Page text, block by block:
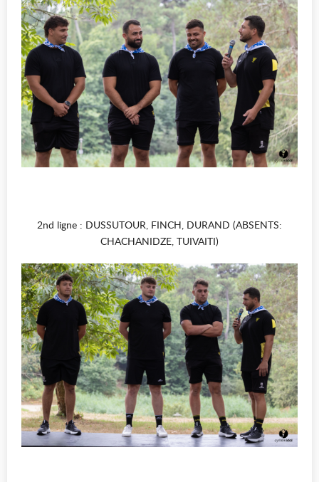
2nd ligne : DUSSUTOUR, FINCH, DURAND (ABSENTS:
CHACHANIDZE, TUIVAITI)